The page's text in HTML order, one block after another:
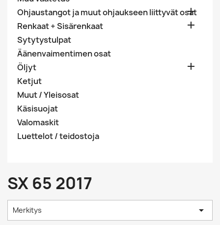
Ohjaustangot ja muut ohjaukseen liittyvät osat

Renkaat + Sisärenkaat 
Sytytystulpat
Äänenvaimentimen osat
Öljyt

Ketjut
Muut / Yleisosat
Käsisuojat
Valomaskit
Luettelot / teidostoja
SX 65 2017
Merkitys 